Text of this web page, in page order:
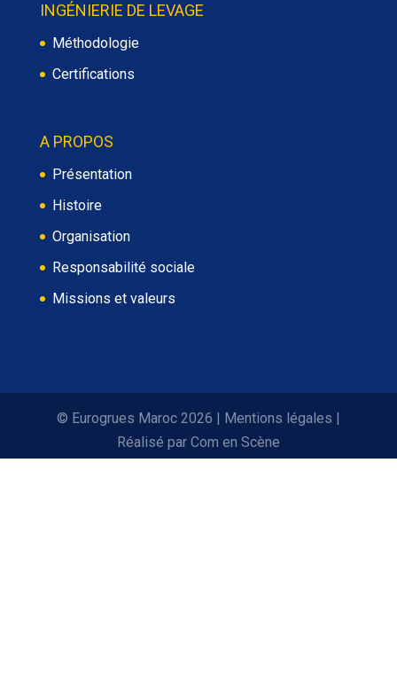
INGÉNIERIE DE LEVAGE
Méthodologie
Certifications
A PROPOS
Présentation
Histoire
Organisation
Responsabilité sociale
Missions et valeurs
© Eurogrues Maroc 2026 | Mentions légales |
Réalisé par Com en Scène